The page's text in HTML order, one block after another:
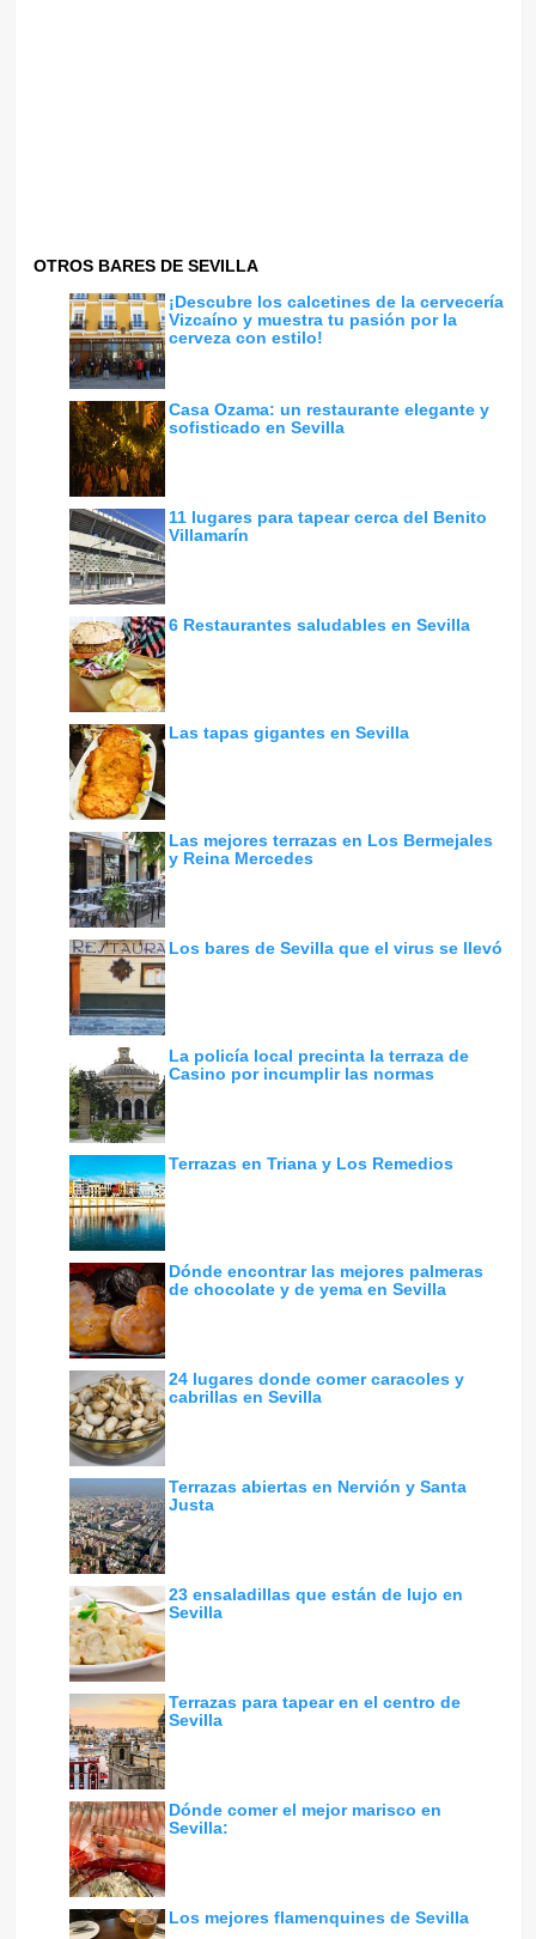
OTROS BARES DE SEVILLA
¡Descubre los calcetines de la cervecería
Vizcaíno y muestra tu pasión por la
cerveza con estilo!
Casa Ozama: un restaurante elegante y
sofisticado en Sevilla
11 lugares para tapear cerca del Benito
Villamarín
6 Restaurantes saludables en Sevilla
Las tapas gigantes en Sevilla
Las mejores terrazas en Los Bermejales
y Reina Mercedes
Los bares de Sevilla que el virus se llevó
La policía local precinta la terraza de
Casino por incumplir las normas
Terrazas en Triana y Los Remedios
Dónde encontrar las mejores palmeras
de chocolate y de yema en Sevilla
24 lugares donde comer caracoles y
cabrillas en Sevilla
Terrazas abiertas en Nervión y Santa
Justa
23 ensaladillas que están de lujo en
Sevilla
Terrazas para tapear en el centro de
Sevilla
Dónde comer el mejor marisco en
Sevilla:
Los mejores flamenquines de Sevilla